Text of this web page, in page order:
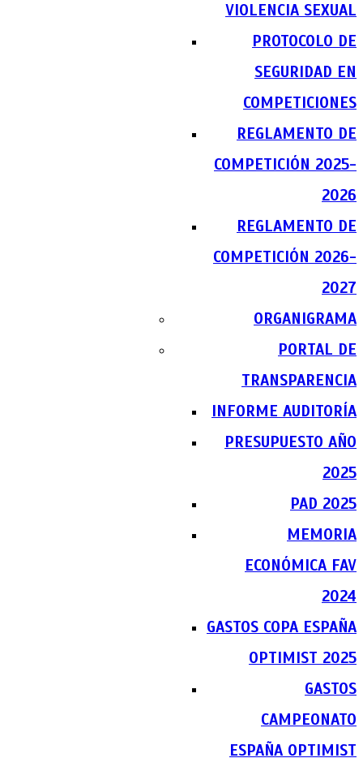
VIOLENCIA SEXUAL
PROTOCOLO DE
SEGURIDAD EN
COMPETICIONES
REGLAMENTO DE
COMPETICIÓN 2025-
2026
REGLAMENTO DE
COMPETICIÓN 2026-
2027
ORGANIGRAMA
PORTAL DE
TRANSPARENCIA
INFORME AUDITORÍA
PRESUPUESTO AÑO
2025
PAD 2025
MEMORIA
ECONÓMICA FAV
2024
GASTOS COPA ESPAÑA
OPTIMIST 2025
GASTOS
CAMPEONATO
ESPAÑA OPTIMIST